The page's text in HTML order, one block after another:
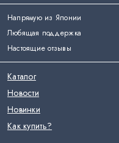
Напрямую из Японии
Любящая поддержка
Настоящие отзывы
Каталог
Новости
Новинки
Как купить?